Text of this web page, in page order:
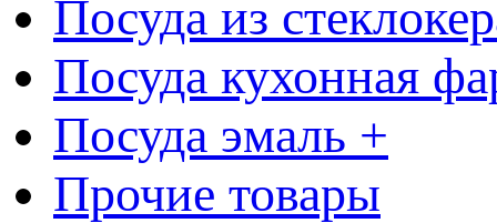
Посуда из
Посуда кухонная
Посуда эмаль +
Прочие товары